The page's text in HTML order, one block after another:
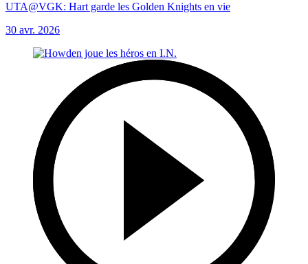
UTA@VGK: Hart garde les Golden Knights en vie
30 avr. 2026